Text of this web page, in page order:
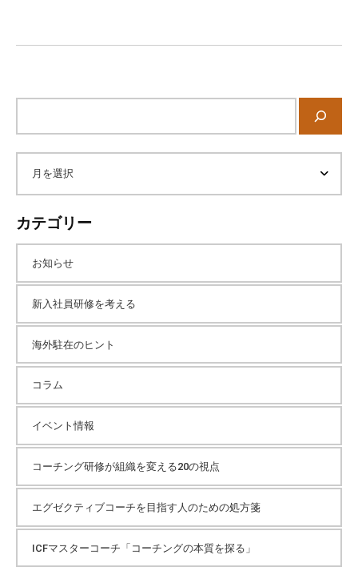
索
ー
カテゴリー
お知らせ
新入社員研修を考える
海外駐在のヒント
コラム
イベント情報
コーチング研修が組織を変える20の視点
エグゼクティブコーチを目指す人のための処方箋
ICFマスターコーチ「コーチングの本質を探る」